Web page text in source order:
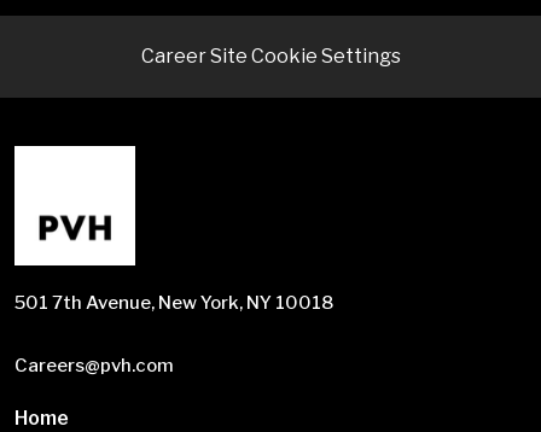
Career Site Cookie Settings
501 7th Avenue, New York, NY 10018
Careers@pvh.com
Home